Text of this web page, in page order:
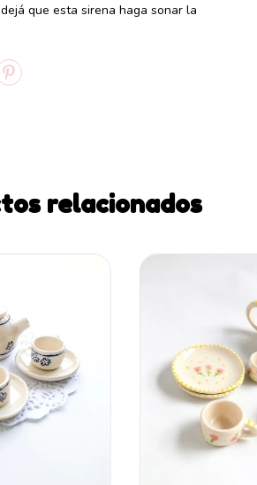
que esta sirena haga sonar la
relacionados